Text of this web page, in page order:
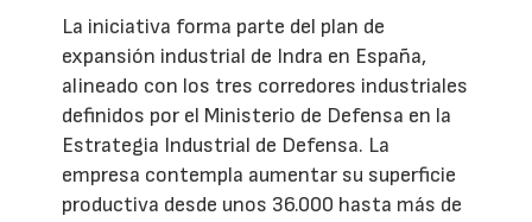
La iniciativa forma parte del plan de
expansión industrial de Indra en España,
alineado con los tres corredores industriales
definidos por el Ministerio de Defensa en la
Estrategia Industrial de Defensa. La
empresa contempla aumentar su superficie
productiva desde unos 36.000 hasta más de